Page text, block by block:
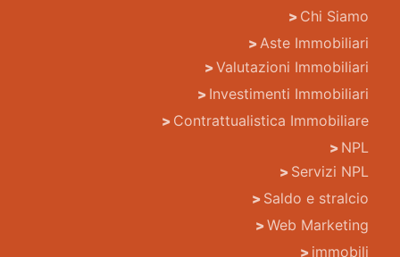
Chi Siamo
Aste Immobiliari
Valutazioni Immobiliari
Investimenti Immobiliari
Contrattualistica Immobiliare
NPL
Servizi NPL
Saldo e stralcio
Web Marketing
immobili